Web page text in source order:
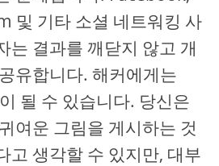
및 기타 소셜 네트워킹 사
는 결과를 깨닫지 않고 개
유합니다. 해커에게는
될 수 있습니다. 당신은
여운 그림을 게시하는 것
고 생각할 수 있지만, 대부